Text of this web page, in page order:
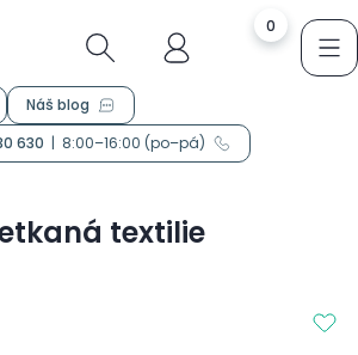
0
Náš blog
630 | 8:00–16:00 (po–pá)
textilie